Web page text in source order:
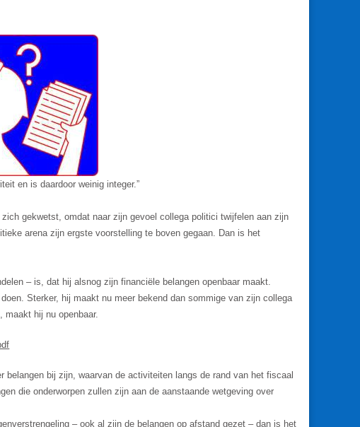
en is daardoor weinig integer.”
gekwetst, omdat naar zijn gevoel collega politici twijfelen aan zijn
arena zijn ergste voorstelling te boven gegaan. Dan is het
– is, dat hij alsnog zijn financiële belangen openbaar maakt.
Sterker, hij maakt nu meer bekend dan sommige van zijn collega
maakt hij nu openbaar.
bij zijn, waarvan de activiteiten langs de rand van het fiscaal
die onderworpen zullen zijn aan de aanstaande wetgeving over
– ook al zijn de belangen op afstand gezet – dan is het